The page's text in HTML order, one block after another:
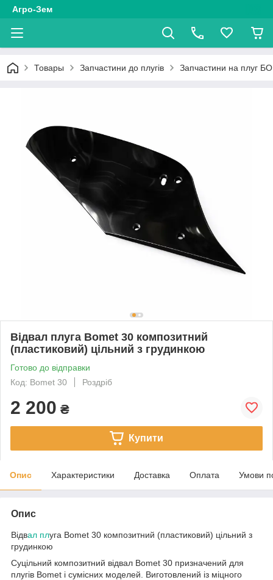
Агро-Зем
Товары Запчастини до плугів Запчастини на плуг
Відвал плуга Bomet 30 композитний
(пластиковий) цільний з грудинкою
Готово до відправки
Код: Bomet 30
Роздріб
2 200 ₴
Купити
Опис Характеристики Доставка Оплата Умови
Опис
Відвал плуга Bomet 30 композитний (пластиковий) цільний з
грудинкою
Суцільний композитний відвал Bomet 30 призначений для
плугів Bomet і сумісних моделей. Виготовлений із міцного